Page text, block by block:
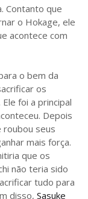
Contanto que
o Hokage, ele
acontece com
o bem da
os
foi a principal
Depois
seus
mais força.
que os
não teria sido
tudo para
disso, Sasuke